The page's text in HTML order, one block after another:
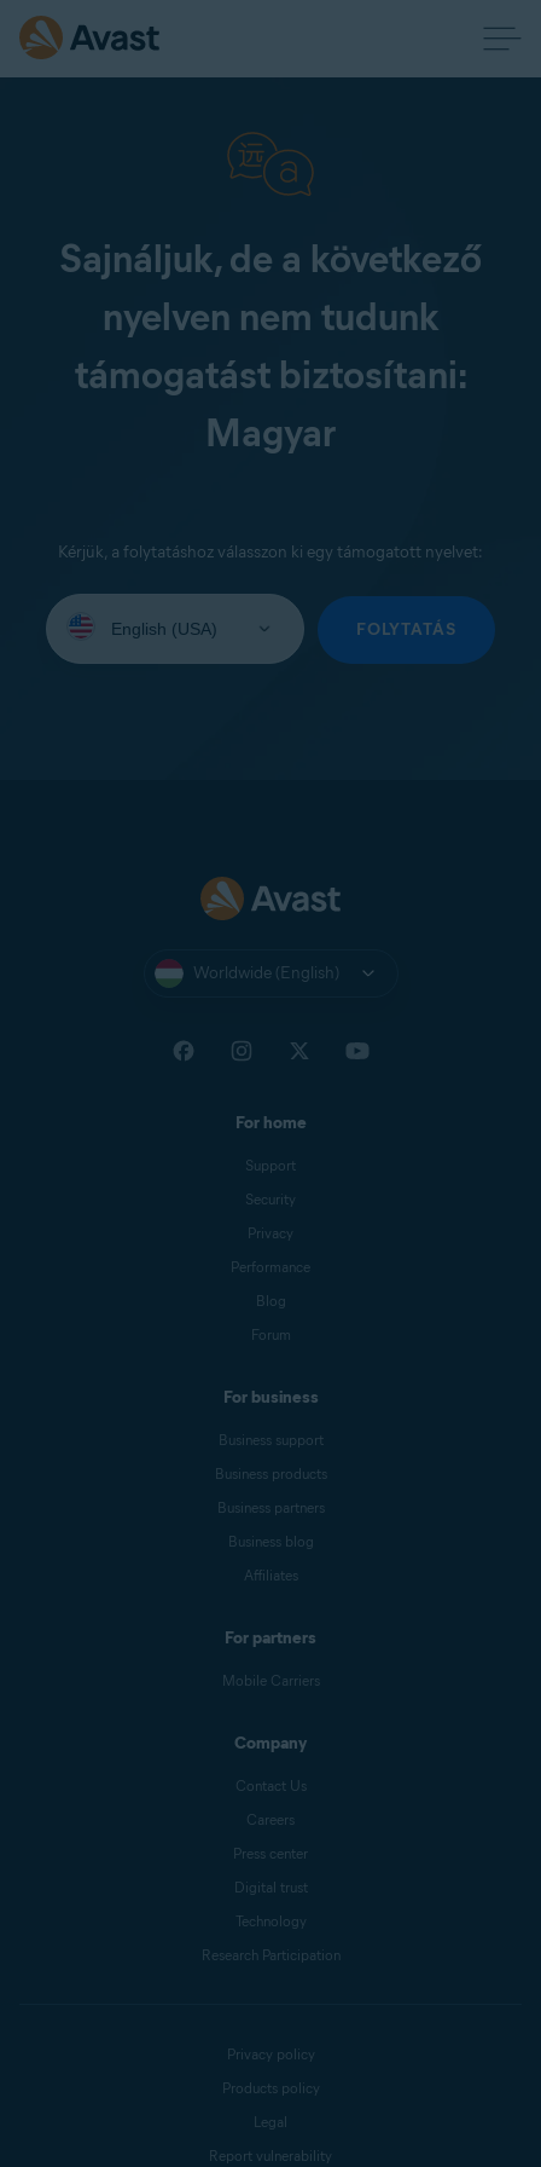
Sajnáljuk, de a következő
nyelven nem tudunk
támogatást biztosítani:
Magyar
Kérjük, a folytatáshoz válasszon ki egy támogatott nyelvet:
your
FOLYTATÁS
Worldwide (English)
For home
Support
Security
Privacy
Performance
Blog
Forum
For business
Business support
Business products
Business partners
Business blog
Affiliates
For partners
Mobile Carriers
Company
Contact Us
Careers
Press center
Digital trust
Technology
Research Participation
Privacy policy
Products policy
Legal
Report vulnerability